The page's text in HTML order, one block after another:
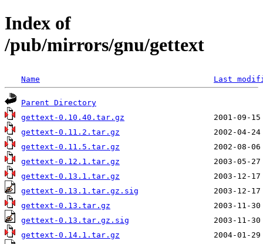
Index of
/pub/mirrors/gnu/gettext
Name Last
Parent Directory
gettext-0.10.40.tar.gz
gettext-0.11.2.tar.gz
gettext-0.11.5.tar.gz
gettext-0.12.1.tar.gz
gettext-0.13.1.tar.gz
gettext-0.13.1.tar.gz.sig
gettext-0.13.tar.gz
gettext-0.13.tar.gz.sig
gettext-0.14.1.tar.gz